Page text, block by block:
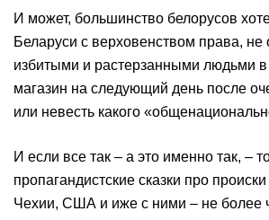
И может, большинство белорусов
Беларуси с верховенством права, не
избитыми и растерзанными людьми в
магазин на следующий день после
или невесть какого
И если все так – а это именно так, –
пропагандистские сказки про
Чехии, США и иже с ними – не более